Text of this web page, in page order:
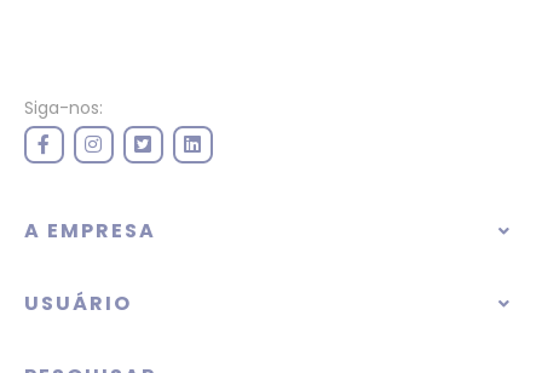
Siga-nos:
A EMPRESA
USUÁRIO